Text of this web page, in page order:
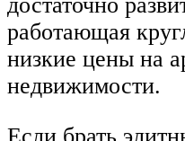
работающая
низкие цены на
недвижимости.
Если брать